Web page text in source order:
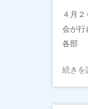
４月
会が行
各部
続きを